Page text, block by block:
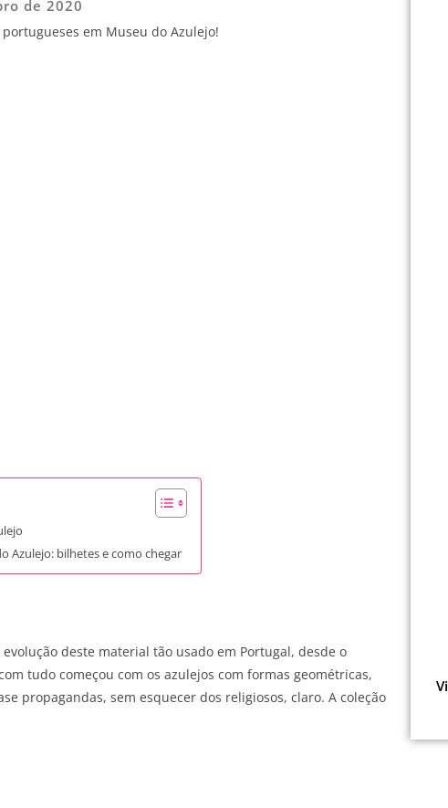
de 2020
em Museu do Azulejo!
Azulejo: bilhetes e como chegar
deste material tão usado em Portugal, desde o
tudo começou com os azulejos com formas geométricas,
propagandas, sem esquecer dos religiosos, claro. A coleção